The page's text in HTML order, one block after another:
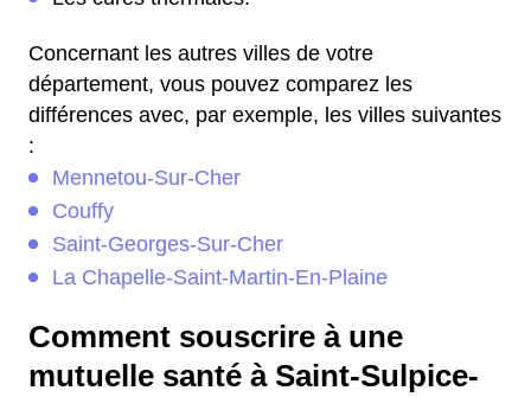
Concernant les autres villes de votre
département, vous pouvez comparez les
différences avec, par exemple, les villes suivantes
:
Mennetou-Sur-Cher
Couffy
Saint-Georges-Sur-Cher
La Chapelle-Saint-Martin-En-Plaine
Comment souscrire à une
mutuelle santé à Saint-Sulpice-